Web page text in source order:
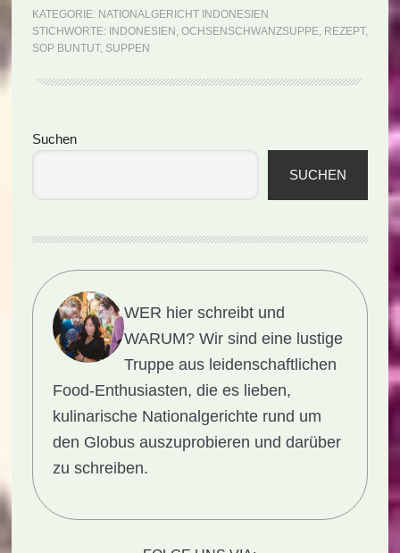
Sop
Buntut
KATEGORIE: NATIONALGERICHT INDONESIEN
STICHWORTE:
INDONESIEN , OCHSENSCHWANZSUPPE, REZEPT,
SOP BUNTUT, SUPPEN
Seitenspalte
Suchen
SUCHEN
WER hier schreibt und
WARUM? Wir sind eine lustige
Truppe aus leidenschaftlichen
Food-Enthusiasten, die es lieben,
kulinarische Nationalgerichte rund um
den Globus auszuprobieren und darüber
zu schreiben.